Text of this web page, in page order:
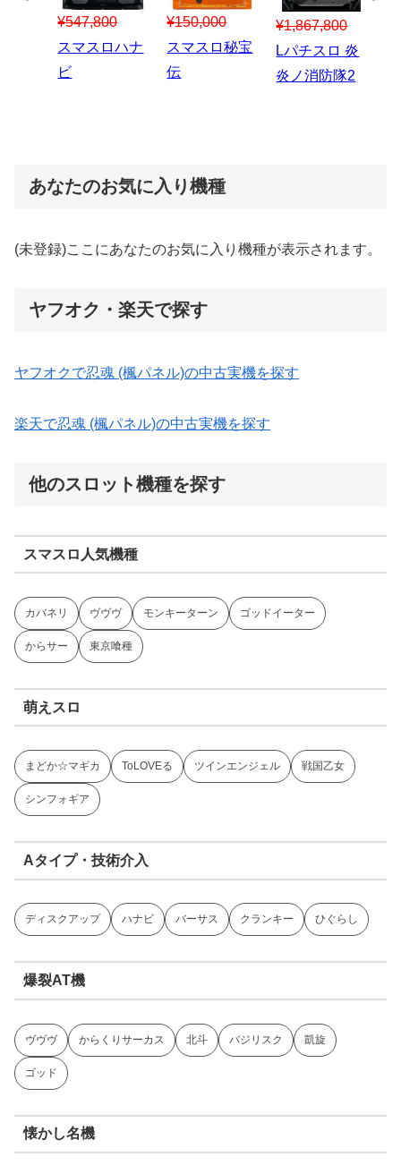
¥547,800
スマスロハナ
ビ
¥150,000
スマスロ秘宝
伝
¥1,867,800
Lパチスロ 炎
炎ノ消防隊2
あなたのお気に入り機種
(未登録)ここにあなたのお気に入り機種が表示されます。
ヤフオク・楽天で探す
ヤフオクで忍魂 (楓パネル)の中古実機を探す
楽天で忍魂 (楓パネル)の中古実機を探す
他のスロット機種を探す
スマスロ人気機種
カバネリ ヴヴヴ モンキーターン ゴッドイーター
からサー 東京喰種
萌えスロ
まどか☆マギカ ToLOVEる ツインエンジェル 戦国乙女
シンフォギア
Aタイプ・技術介入
ディスクアップ ハナビ バーサス クランキー ひぐらし
爆裂AT機
ヴヴヴ からくりサーカス 北斗 バジリスク 凱旋
ゴッド
懐かし名機